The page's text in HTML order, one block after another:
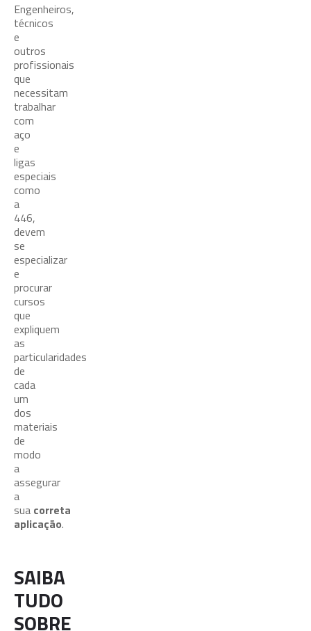
Engenheiros,
técnicos
e
outros
profissionais
que
necessitam
trabalhar
com
aço
e
ligas
especiais
como
a
446,
devem
se
especializar
e
procurar
cursos
que
expliquem
as
particularidades
de
cada
um
dos
materiais
de
modo
a
assegurar
a
sua correta
aplicação.
SAIBA
TUDO
SOBRE